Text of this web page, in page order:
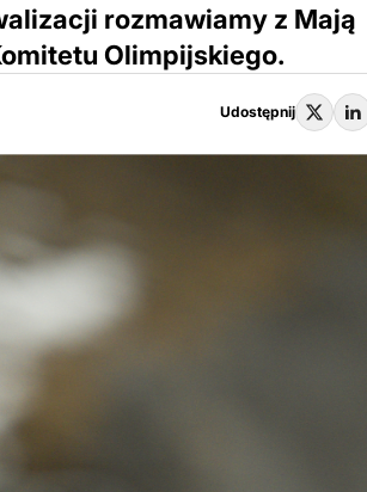
rozmawiamy z Mają
Olimpijskiego.
Udostępnij